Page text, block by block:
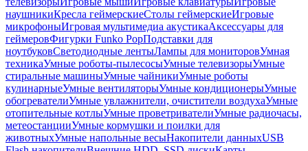
наушникиКресла геймерскиеСтолы геймерскиеИгровые
микрофоныИгровая мультимедиа акустикаАксессуары для
геймеровФигурки Funko PopПодставки для
ноутбуковСветодиодные лентыЛампы для мониторовУмная
техникаУмные роботы-пылесосыУмные телевизорыУмные
стиральные машиныУмные чайникиУмные роботы
кулинарныеУмные вентиляторыУмные кондиционерыУмные
обогревателиУмные увлажнители, очистители воздухаУмные
отопительные котлыУмные проветривателиУмные радиочасы,
метеостанцииУмные кормушки и поилки для
животныхУмные напольные весыНакопители данныхUSB